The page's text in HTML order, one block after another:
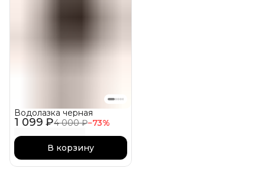
1 099 ₽4 000 ₽−73%
Водолазка черная
В корзину